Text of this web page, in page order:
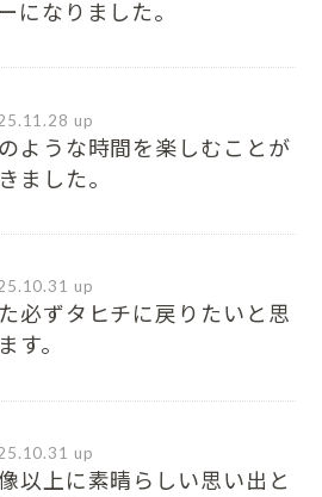
になりました。
up
ような時間を楽しむことが
ました。
up
必ずタヒチに戻りたいと思
す。
up
以上に素晴らしい思い出と